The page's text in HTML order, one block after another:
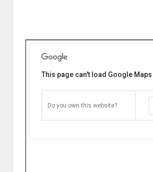
Rodríguez Peña 285 X5000LOE
Cómo llegar
Zoom
This page can't load Google
Do you own this website?